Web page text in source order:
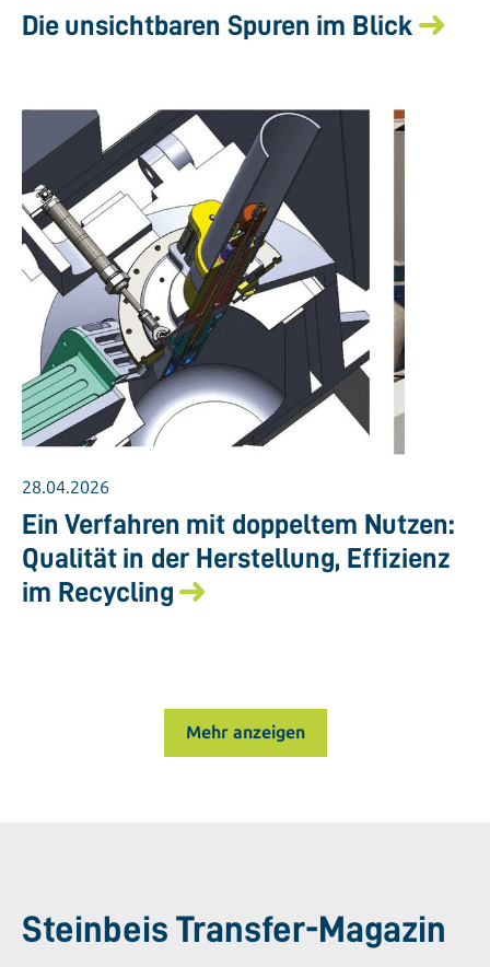
Die unsichtbaren Spuren im Blick
28.04.2026
Ein Verfahren mit doppeltem Nutzen:
Qualität in der Herstellung, Effizienz
im Recycling
Mehr anzeigen
Steinbeis Transfer-Magazin